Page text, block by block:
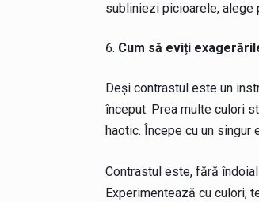
subliniezi picioarele, alege
Cum să eviți
Deși contrastul este un
început. Prea multe culori
haotic. Începe cu un
Contrastul este, fără
Experimentează cu culori,